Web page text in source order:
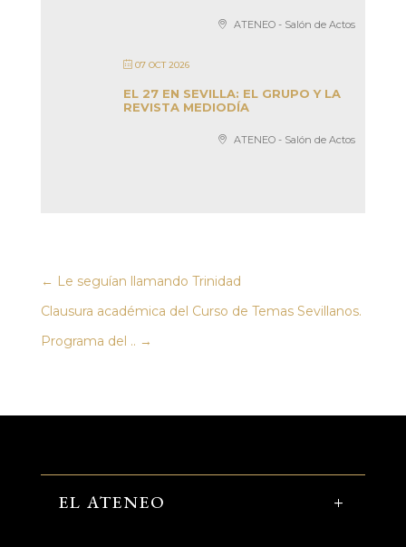
ATENEO - Salón de Actos
07 OCT 2026
EL 27 EN SEVILLA: EL GRUPO Y LA
REVISTA MEDIODÍA
ATENEO - Salón de Actos
← Le seguían llamando Trinidad
Clausura académica del Curso de Temas Sevillanos.
Programa del .. →
EL ATENEO